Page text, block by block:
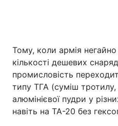
Тому, коли армія
кількості дешевих
промисловість
типу ТГА (суміш тротилу,
алюмінієвої пудри у
навіть на ТА-20 без